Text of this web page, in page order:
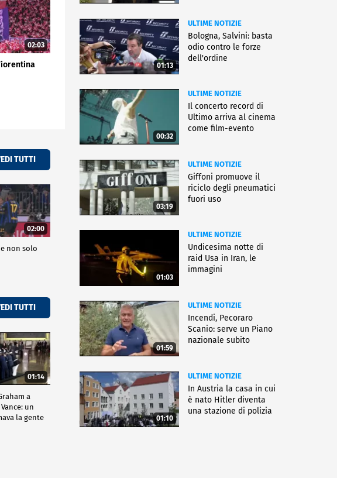
02:03
TUTTI
02:00
e non solo
TUTTI
01:14
a
un
la gente
01:13
ULTIME NOTIZIE
Bologna, Salvini: basta
odio contro le forze
dell'ordine
00:32
ULTIME NOTIZIE
Il concerto record di
Ultimo arriva al cinema
come film-evento
03:19
ULTIME NOTIZIE
Giffoni promuove il
riciclo degli pneumatici
fuori uso
01:03
ULTIME NOTIZIE
Undicesima notte di
raid Usa in Iran, le
immagini
01:59
ULTIME NOTIZIE
Incendi, Pecoraro
Scanio: serve un Piano
nazionale subito
01:10
ULTIME NOTIZIE
In Austria la casa in cui
è nato Hitler diventa
una stazione di polizia